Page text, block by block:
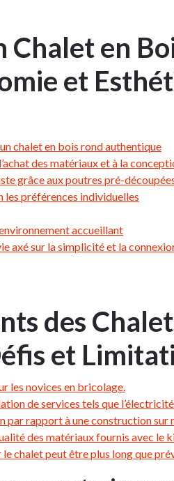
Chalet en
et
chalet en bois rond authentique
des matériaux et à la
grâce aux poutres pré-
les préférences individuelles
accueillant
axé sur la simplicité et la
des
et
les novices en bricolage.
de services tels que
par rapport à une construction sur
des matériaux fournis avec le
chalet peut être plus long que